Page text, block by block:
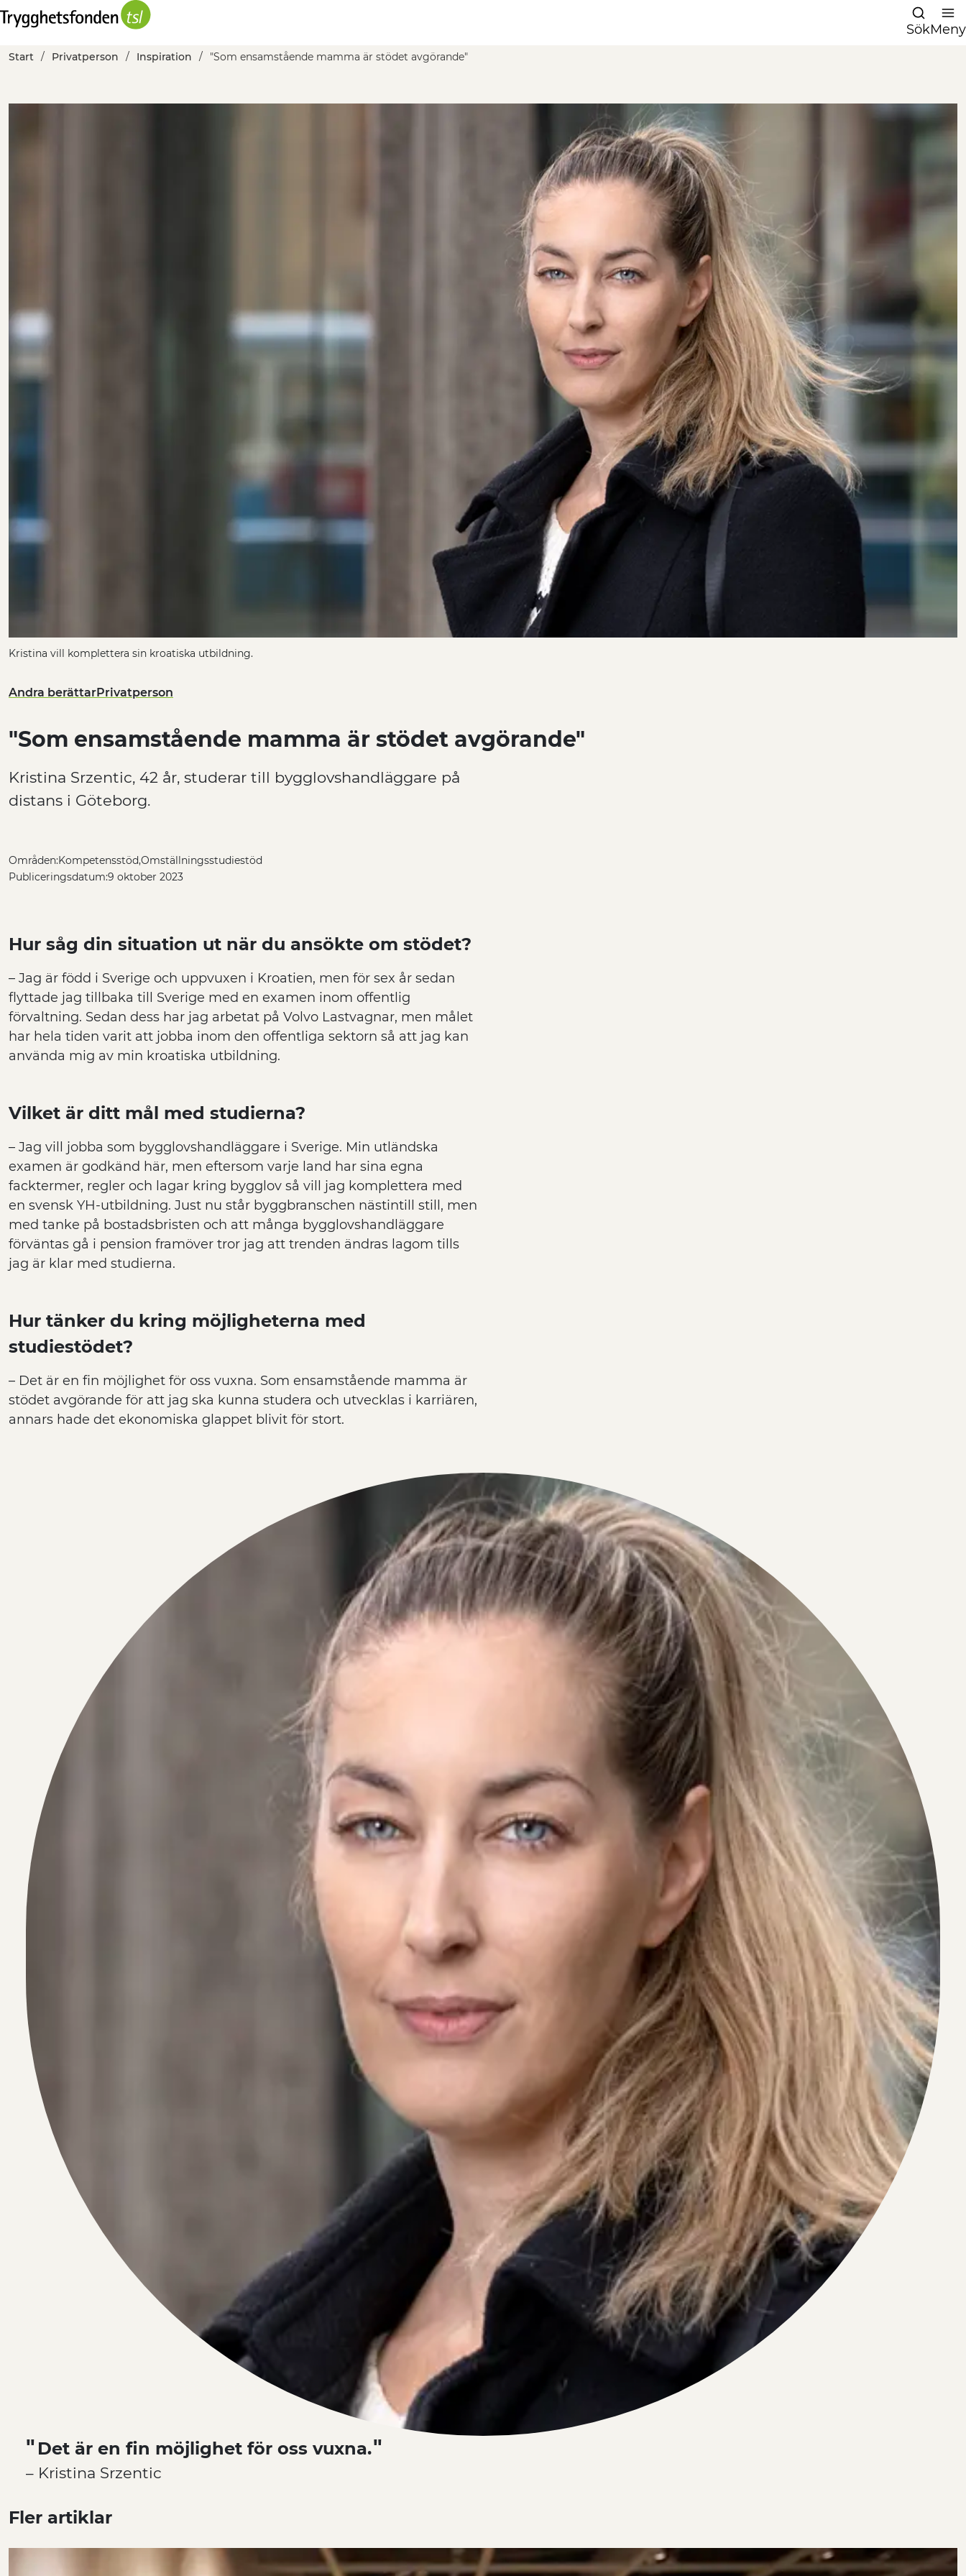
SökMeny
Start Privatperson Inspiration "Som ensamstående mamma är stödet avgörande"
Kristina vill komplettera sin kroatiska utbildning.
Andra berättarPrivatperson
"Som ensamstående mamma är stödet avgörande"
Kristina Srzentic, 42 år, studerar till bygglovshandläggare på
distans i Göteborg.
Områden:KompetensstödOmställningsstudiestöd
Publiceringsdatum:9 oktober 2023
Hur såg din situation ut när du ansökte om stödet?
– Jag är född i Sverige och uppvuxen i Kroatien, men för sex år sedan
flyttade jag tillbaka till Sverige med en examen inom offentlig
förvaltning. Sedan dess har jag arbetat på Volvo Lastvagnar, men målet
har hela tiden varit att jobba inom den offentliga sektorn så att jag kan
använda mig av min kroatiska utbildning.
Vilket är ditt mål med studierna?
– Jag vill jobba som bygglovshandläggare i Sverige. Min utländska
examen är godkänd här, men eftersom varje land har sina egna
facktermer, regler och lagar kring bygglov så vill jag komplettera med
en svensk YH-utbildning. Just nu står byggbranschen nästintill still, men
med tanke på bostadsbristen och att många bygglovshandläggare
förväntas gå i pension framöver tror jag att trenden ändras lagom tills
jag är klar med studierna.
Hur tänker du kring möjligheterna med
studiestödet?
– Det är en fin möjlighet för oss vuxna. Som ensamstående mamma är
stödet avgörande för att jag ska kunna studera och utvecklas i karriären,
annars hade det ekonomiska glappet blivit för stort.
Det är en fin möjlighet för oss vuxna.
– Kristina Srzentic
Fler artiklar